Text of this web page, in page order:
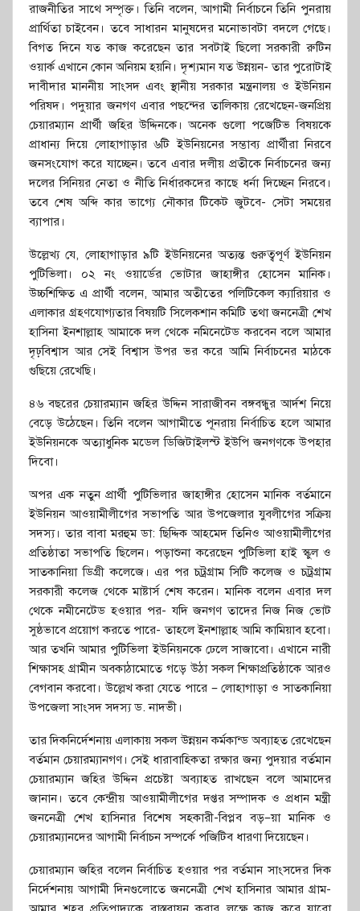
রাজনীতির সাথে সম্পৃক্ত। তিনি বলেন, আগামী নির্বাচনে তিনি পুনরায়
প্রার্থিতা চাইবেন। তবে সাধারন মানুষদের মনোভাবটা বদলে গেছে।
বিগত দিনে যত কাজ করেছেন তার সবটাই ছিলো সরকারী রুটিন
ওয়ার্ক এখানে কোন অনিয়ম হয়নি। দৃশ্যমান যত উন্নয়ন- তার পুরোটাই
দাবীদার মাননীয় সাংসদ এবং স্থানীয় সরকার মন্ত্রনালয় ও ইউনিয়ন
পরিষদ। পদুয়ার জনগণ এবার পছন্দের তালিকায় রেখেছেন-জনপ্রিয়
চেয়ারম্যান প্রার্থী জহির উদ্দিনকে। অনেক গুলো পজেটিভ বিষয়কে
প্রাধান্য দিয়ে লোহাগাড়ার ৬টি ইউনিয়নের সম্ভাব্য প্রার্থীরা নিরবে
জনসংযোগ করে যাচ্ছেন। তবে এবার দলীয় প্রতীকে নির্বাচনের জন্য
দলের সিনিয়র নেতা ও নীতি নির্ধারকদের কাছে ধর্না দিচ্ছেন নিরবে।
তবে শেষ অব্দি কার ভাগ্যে নৌকার টিকেট জুটবে- সেটা সময়ের
ব্যাপার।
উল্লেখ্য যে, লোহাগাড়ার ৯টি ইউনিয়নের অত্যন্ত গুরুত্বপূর্ণ ইউনিয়ন
পুটিভিলা। ০২ নং ওয়ার্ডের ভোটার জাহাঙ্গীর হোসেন মানিক।
উচ্চশিক্ষিত এ প্রার্থী বলেন, আমার অতীতের পলিটিকেল ক্যারিয়ার ও
এলাকার গ্রহণযোগ্যতার বিষয়টি সিলেকশান কমিটি তথা জননেত্রী শেখ
হাসিনা ইনশাল্লাহ আমাকে দল থেকে নমিনেটেড করবেন বলে আমার
দৃঢ়বিশ্বাস আর সেই বিশ্বাস উপর ভর করে আমি নির্বাচনের মাঠকে
গুছিয়ে রেখেছি।
৪৬ বছরের চেয়ারম্যান জহির উদ্দিন সারাজীবন বঙ্গবন্ধুর আর্দশ নিয়ে
বেড়ে উঠেছেন। তিনি বলেন আগামীতে পূনরায় নির্বাচিত হলে আমার
ইউনিয়নকে অত্যাধুনিক মডেল ডিজিটাইলস্ট ইউপি জনগণকে উপহার
দিবো।
অপর এক নতুন প্রার্থী পুটিভিলার জাহাঙ্গীর হোসেন মানিক বর্তমানে
ইউনিয়ন আওয়ামীলীগের সভাপতি আর উপজেলার যুবলীগের সক্রিয়
সদস্য। তার বাবা মরহুম ডা: ছিদ্দিক আহমেদ তিনিও আওয়ামীলীগের
প্রতিষ্ঠাতা সভাপতি ছিলেন। পড়াশুনা করেছেন পুটিভিলা হাই স্কুল ও
সাতকানিয়া ডিগ্রী কলেজে। এর পর চট্রগ্রাম সিটি কলেজ ও চট্রগ্রাম
সরকারী কলেজ থেকে মাষ্টার্স শেষ করেন। মানিক বলেন এবার দল
থেকে নমীনেটেড হওয়ার পর- যদি জনগণ তাদের নিজ নিজ ভোট
সুষ্ঠভাবে প্রয়োগ করতে পারে- তাহলে ইনশাল্লাহ আমি কামিয়াব হবো।
আর তখনি আমার পুটিভিলা ইউনিয়নকে ঢেলে সাজাবো। এখানে নারী
শিক্ষাসহ গ্রামীন অবকাঠামোতে গড়ে উঠা সকল শিক্ষাপ্রতিষ্ঠাকে আরও
বেগবান করবো। উল্লেখ করা যেতে পারে – লোহাগাড়া ও সাতকানিয়া
উপজেলা সাংসদ সদস্য ড. নাদভী।
তার দিকনির্দেশনায় এলাকায় সকল উন্নয়ন কর্মকান্ড অব্যাহত রেখেছেন
বর্তমান চেয়ারম্যানগণ। সেই ধারাবাহিকতা রক্ষার জন্য পুদয়ার বর্তমান
চেয়ারম্যান জহির উদ্দিন প্রচেষ্টা অব্যাহত রাখছেন বলে আমাদের
জানান। তবে কেন্দ্রীয় আওয়ামীলীগের দপ্তর সম্পাদক ও প্রধান মন্ত্রী
জননেত্রী শেখ হাসিনার বিশেষ সহকারী-বিপ্লব বড়–য়া মানিক ও
চেয়ারম্যানদের আগামী নির্বাচন সম্পর্কে পজিটিব ধারণা দিয়েছেন।
চেয়ারম্যান জহির বলেন নির্বাচিত হওয়ার পর বর্তমান সাংসদের দিক
নির্দেশনায় আগামী দিনগুলোতে জননেত্রী শেখ হাসিনার আমার গ্রাম-